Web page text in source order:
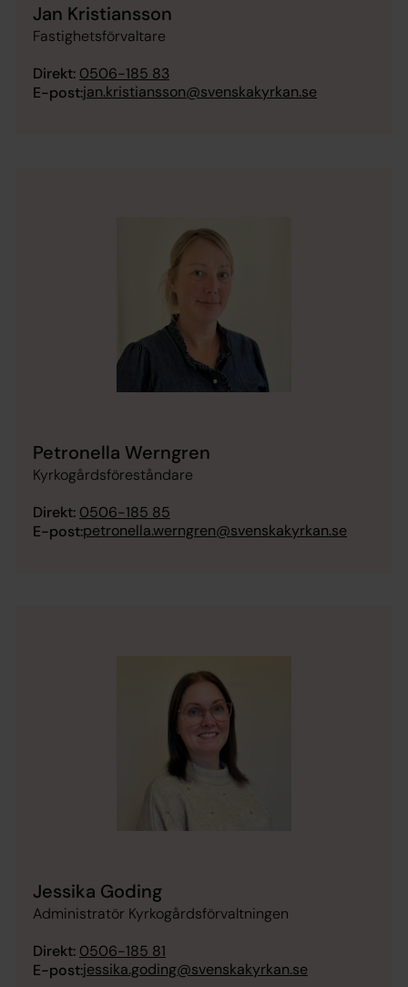
Jan Kristiansson
Fastighetsförvaltare
Direkt: 0506-185 83
E-post:jan.kristiansson@svenskakyrkan.se
Petronella Werngren
Kyrkogårdsföreståndare
Direkt: 0506-185 85
E-post:petronella.werngren@svenskakyrkan.se
Jessika Goding
Administratör Kyrkogårdsförvaltningen
Direkt: 0506-185 81
E-post:jessika.goding@svenskakyrkan.se